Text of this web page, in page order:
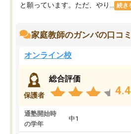
と願っています。ただ、やり...
続き
家庭教師のガンバの口コ
オンライン校
保護者
総合評価
4.4
通塾開始時
の学年
中1